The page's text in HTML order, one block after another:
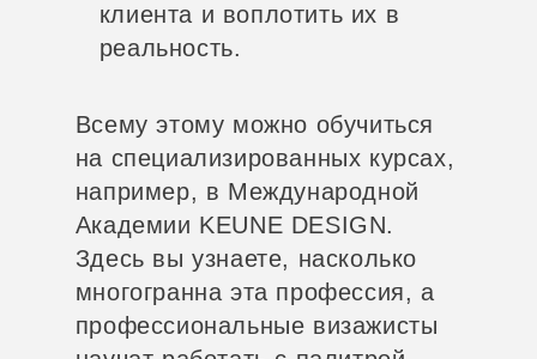
клиента и воплотить их в
реальность.
Всему этому можно обучиться
на специализированных курсах,
например, в Международной
Академии KEUNE DESIGN.
Здесь вы узнаете, насколько
многогранна эта профессия, а
профессиональные визажисты